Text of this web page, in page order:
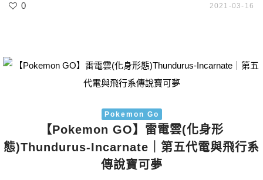
0 2021-03-16
Pokemon Go
【Pokemon GO】雷電雲(化身形
態)Thundurus-Incarnate｜第五代電與飛行系
傳說寶可夢